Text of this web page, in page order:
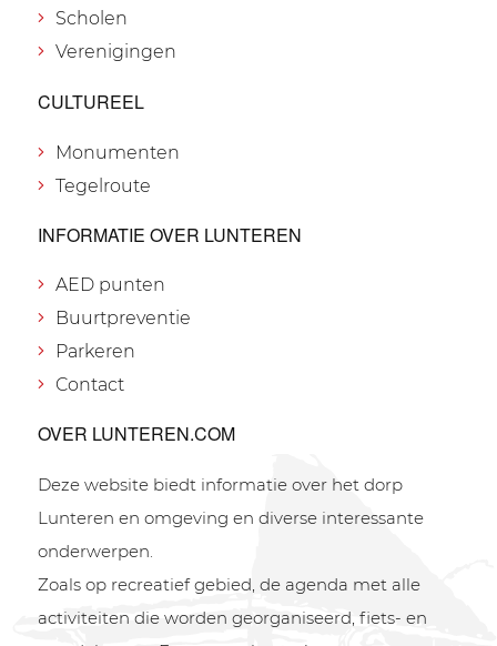
Scholen
Verenigingen
CULTUREEL
Monumenten
Tegelroute
INFORMATIE OVER LUNTEREN
AED punten
Buurtpreventie
Parkeren
Contact
OVER LUNTEREN.COM
Deze website biedt informatie over het dorp
Lunteren en omgeving en diverse interessante
onderwerpen.
Zoals op recreatief gebied, de agenda met alle
activiteiten die worden georganiseerd, fiets- en